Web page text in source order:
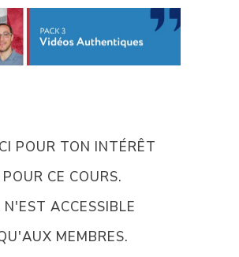
POUR TON INTÉRÊT
POUR CE COURS.
N'EST ACCESSIBLE
MEMBRES.